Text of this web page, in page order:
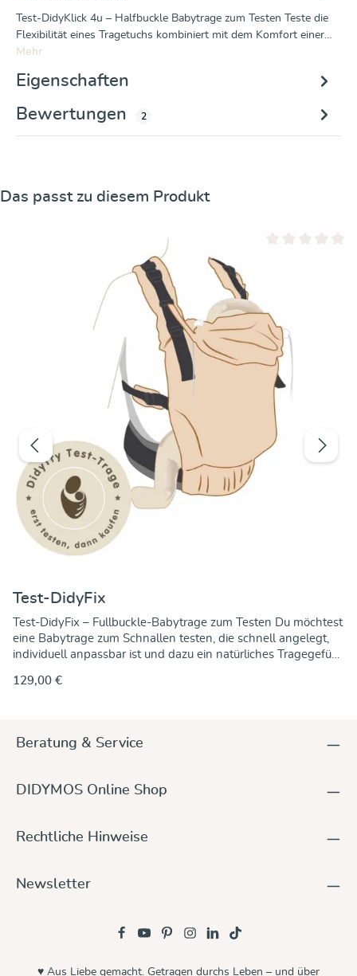
Test-DidyKlick 4u – Halfbuckle Babytrage zum Testen Teste die
Flexibilität eines Tragetuchs kombiniert mit dem Komfort einer…
Mehr
Eigenschaften
Bewertungen
2
Produktgalerie überspringen
Das passt zu diesem Produkt
Test-DidyFix
Test-DidyFix – Fullbuckle-Babytrage zum Testen Du möchtest
eine Babytrage zum Schnallen testen, die schnell angelegt,
individuell anpassbar ist und dazu ein natürliches Tragegefühl
du beim DidyFix richtig. Teste den DidyFix zwei Wochen lang
zum Testen zahlst du eine Kaution. Nach dem Ende der
Babytrage einfach behalten und erhältst somit eine Tragehilfe
inkl. Gewährleistung zum günstigen Preis. Oder du kannst du
deinem Wunschdesign bestellen. In dem Fall erstatten wir die
verrechnen wir die Rückzahlung der Kaution mit einer
gekaufter Trage kann eine Leihgebühr von 29 Euro auf den
Kaufpreis angerechnet werden. Die Details zum DidyFix auf
Schnallen Für alle Altersstufen von Geburt an, von 3,5 kg bis
129,00 €
Beratung & Service
DIDYMOS Online Shop
Rechtliche Hinweise
Newsletter
♥ Aus Liebe gemacht. Getragen durchs Leben – und über